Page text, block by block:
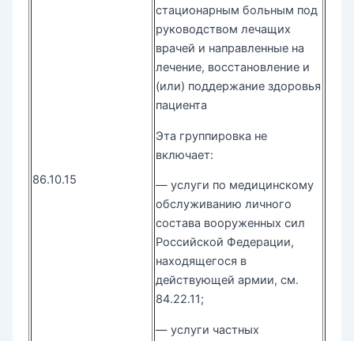
86.10.15
стационарным больным под
руководством лечащих
врачей и направленные на
лечение, восстановление и
(или) поддержание здоровья
пациента
Эта группировка не
включает:
— услуги по медицинскому
обслуживанию личного
состава вооруженных сил
Российской Федерации,
находящегося в
действующей армии, см.
84.22.11;
— услуги частных